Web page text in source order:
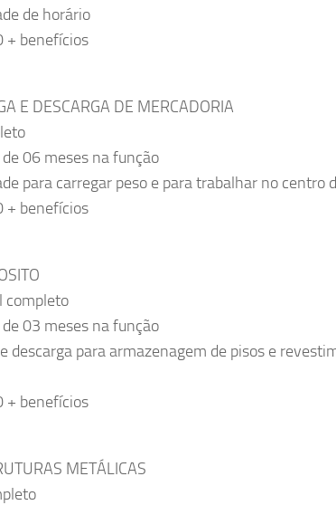
de horário
+ benefícios
E DESCARGA DE MERCADORIA
06 meses na função
para carregar peso e para trabalhar no centro
+ benefícios
completo
03 meses na função
descarga para armazenagem de pisos e
+ benefícios
METÁLICAS